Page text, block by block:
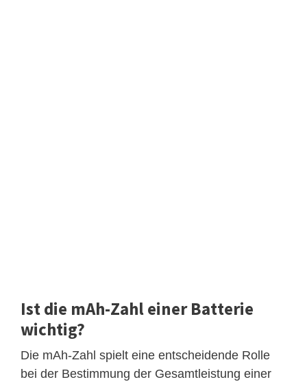
Ist die mAh-Zahl einer Batterie
wichtig?
Die mAh-Zahl spielt eine entscheidende Rolle
bei der Bestimmung der Gesamtleistung einer